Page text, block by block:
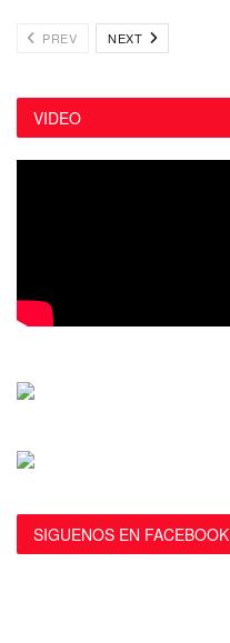
PREV NEXT
VIDEO
SIGUENOS EN FACEBOOK